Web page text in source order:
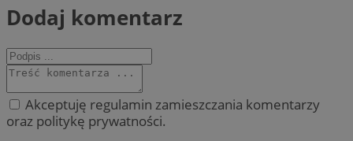
Dodaj komentarz
Akceptuję regulamin zamieszczania komentarzy
oraz politykę prywatności.